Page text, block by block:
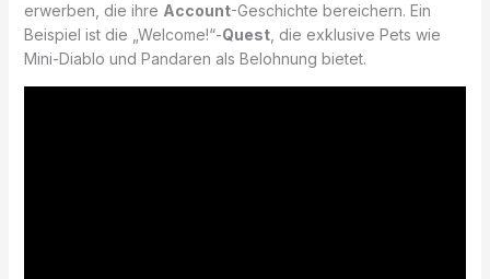
erwerben, die ihre Account-Geschichte bereichern. Ein
Beispiel ist die „Welcome!“-Quest, die exklusive Pets wie
Mini-Diablo und Pandaren als Belohnung bietet.